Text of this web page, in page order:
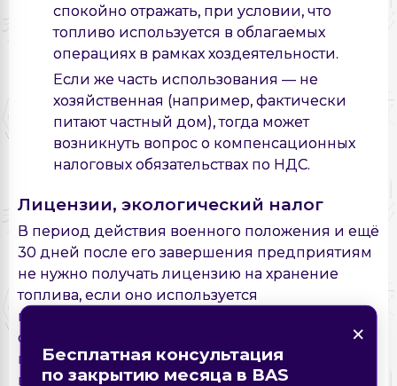
спокойно отражать, при условии, что
топливо используется в облагаемых
операциях в рамках хоздеятельности.
Если же часть использования — не
хозяйственная (например, фактически
питают частный дом), тогда может
возникнуть вопрос о компенсационных
налоговых обязательствах по НДС.
Лицензии, экологический налог
В период действия военного положения и ещё
30 дней после его завершения предприятиям
не нужно получать лицензию на хранение
топлива, если оно используется
исключительно для заправки генератора, а
объём хранения на одном объекте не
превышает 2000 литров. Это исключение
введено для упрощения условий работы в
странице?
××
Бесплатная консультация
по закрытию месяца в BAS